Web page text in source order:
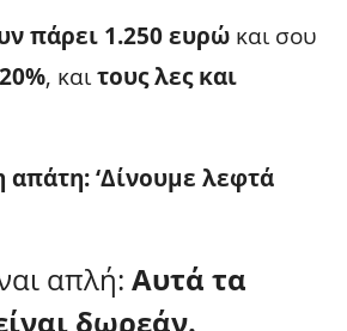
πάρει 1.250 ευρώ και σου
, καιτους λες και
‘Δίνουμε λεφτά
απλή: Αυτά τα
δωρεάν.